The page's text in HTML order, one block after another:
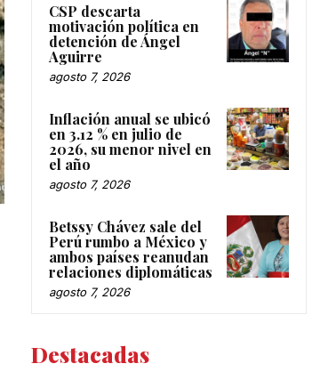
CSP descarta
motivación política en
detención de Ángel
Aguirre
agosto 7, 2026
Inflación anual se ubicó
en 3.12 % en julio de
2026, su menor nivel en
el año
agosto 7, 2026
Betssy Chávez sale del
Perú rumbo a México y
ambos países reanudan
relaciones diplomáticas
agosto 7, 2026
Destacadas